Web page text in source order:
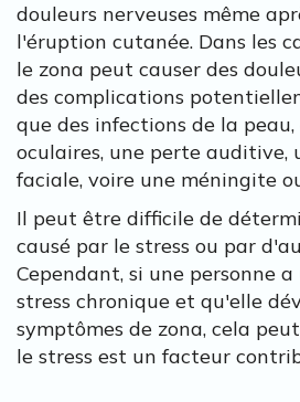
douleurs nerveuses même
l'éruption cutanée. Dans les
le zona peut causer des
des complications
que des infections de la peau,
oculaires, une perte auditive,
faciale, voire une méningite
Il peut être difficile de
causé par le stress ou par
Cependant, si une personne
stress chronique et qu'elle
symptômes de zona, cela
le stress est un facteur